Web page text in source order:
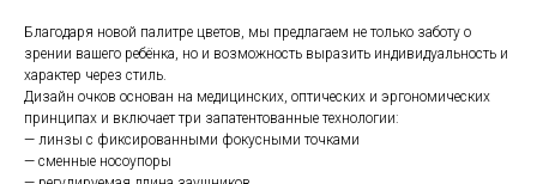
Благодаря новой палитре цветов, мы предлагаем не только заботу о
зрении вашего ребёнка, но и возможность выразить индивидуальность и
характер через стиль.
Дизайн очков основан на медицинских, оптических и эргономических
принципах и включает три запатентованные технологии:
— линзы с фиксированными фокусными точками
— сменные носоупоры